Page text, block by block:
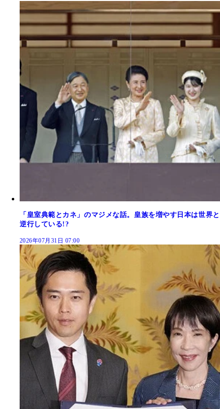
「皇室典範とカネ」のマジメな話。皇族を増やす日本は世界と
逆行している!?
2026年07月31日 07:00